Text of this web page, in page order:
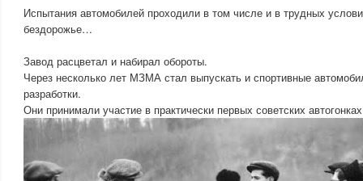
Испытания автомобилей проходили в том числе и в трудных
бездорожье…
Завод расцветал и набирал обороты.
Через несколько лет МЗМА стал выпускать и спортивные
разработки.
Они принимали участие в практически первых советских